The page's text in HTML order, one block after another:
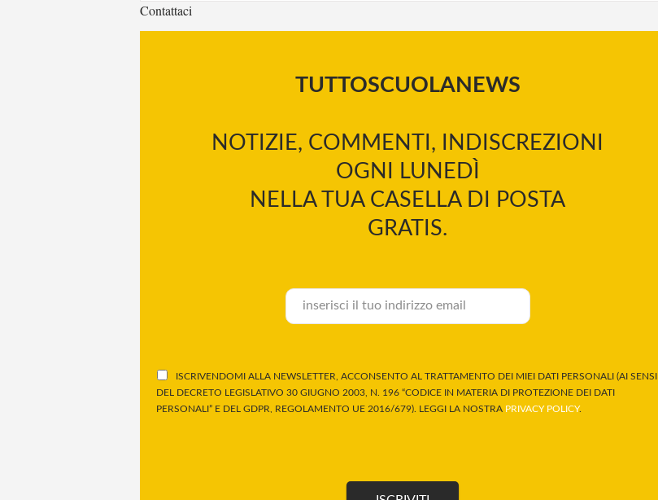
Contattaci
TUTTOSCUOLANEWS
NOTIZIE, COMMENTI, INDISCREZIONI
OGNI LUNEDÌ
NELLA TUA CASELLA DI POSTA
GRATIS.
ISCRIVENDOMI ALLA NEWSLETTER, ACCONSENTO AL TRATTAMENTO DEI MIEI DATI PERSONALI (AI SENSI
DEL DECRETO LEGISLATIVO 30 GIUGNO 2003, N. 196 “CODICE IN MATERIA DI PROTEZIONE DEI DATI
PERSONALI” E DEL GDPR, REGOLAMENTO UE 2016/679). LEGGI LA NOSTRA PRIVACY POLICY.